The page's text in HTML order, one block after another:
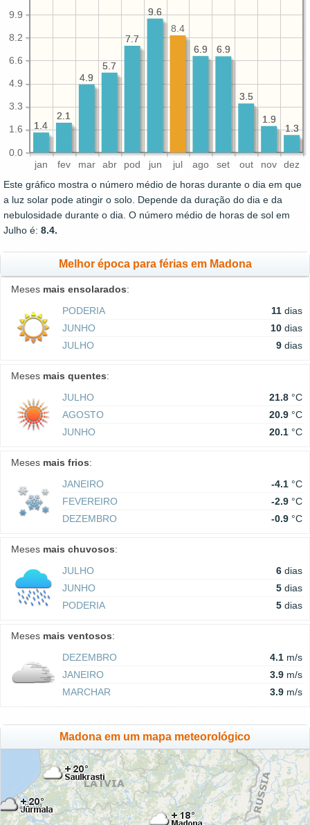
jan fev mar abr pod jun jul ago set out nov dez
0.0
1.6
3.3
4.9
6.6
8.2
9.9
1.3
1.9
3.5
6.9
6.9
9.6
7.7
5.7
4.9
2.1
1.4
1.3
1.9
3.5
6.9
6.9
8.4
9.6
7.7
5.7
4.9
2.1
1.4
Este gráfico mostra o número médio de horas durante o dia em que
a luz solar pode atingir o solo. Depende da duração do dia e da
nebulosidade durante o dia. O número médio de horas de sol em
Julho é: 8.4.
Melhor época para férias em Madona
Meses mais ensolarados:
PODERIA
11 dias
JUNHO
10 dias
JULHO
9 dias
Meses mais quentes:
JULHO
21.8 °C
AGOSTO
20.9 °C
JUNHO
20.1 °C
Meses mais frios:
JANEIRO
-4.1 °C
FEVEREIRO
-2.9 °C
DEZEMBRO
-0.9 °C
Meses mais chuvosos:
JULHO
6 dias
JUNHO
5 dias
PODERIA
5 dias
Meses mais ventosos:
DEZEMBRO
4.1 m/s
JANEIRO
3.9 m/s
MARCHAR
3.9 m/s
Madona em um mapa meteorológico